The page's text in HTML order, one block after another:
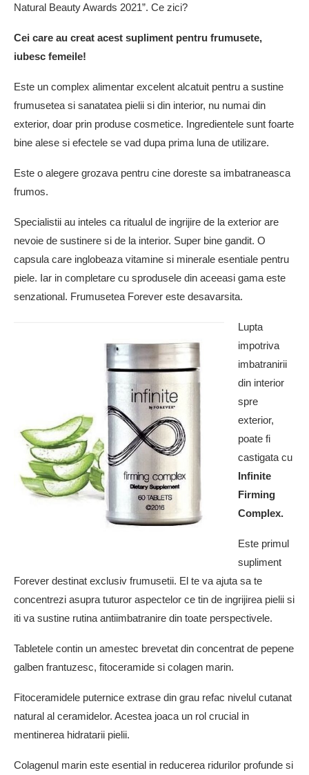
Natural Beauty Awards 2021”. Ce zici?
Cei care au creat acest supliment pentru frumusete,
iubesc femeile!
Este un complex alimentar excelent alcatuit pentru a sustine
frumusetea si sanatatea pielii si din interior, nu numai din
exterior, doar prin produse cosmetice. Ingredientele sunt foarte
bine alese si efectele se vad dupa prima luna de utilizare.
Este o alegere grozava pentru cine doreste sa imbatraneasca
frumos.
Specialistii au inteles ca ritualul de ingrijire de la exterior are
nevoie de sustinere si de la interior. Super bine gandit. O
capsula care inglobeaza vitamine si minerale esentiale pentru
piele. Iar in completare cu sprodusele din aceeasi gama este
senzational. Frumusetea Forever este desavarsita.
Lupta
impotriva
imbatranirii
din interior
spre
exterior,
poate fi
castigata cu
Infinite
Firming
Complex.
Este primul
supliment
Forever destinat exclusiv frumusetii. El te va ajuta sa te
concentrezi asupra tuturor aspectelor ce tin de ingrijirea pielii si
iti va sustine rutina antiimbatranire din toate perspectivele.
Tabletele contin un amestec brevetat din concentrat de pepene
galben frantuzesc, fitoceramide si colagen marin.
Fitoceramidele puternice extrase din grau refac nivelul cutanat
natural al ceramidelor. Acestea joaca un rol crucial in
mentinerea hidratarii pielii.
Colagenul marin este esential in reducerea ridurilor profunde si